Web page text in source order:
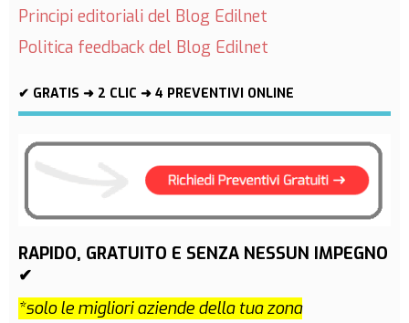
Principi editoriali del Blog Edilnet
Politica feedback del Blog Edilnet
✔ GRATIS ➜ 2 CLIC ➜ 4 PREVENTIVI ONLINE
RAPIDO, GRATUITO E SENZA NESSUN IMPEGNO
✔
*solo le migliori aziende della tua zona